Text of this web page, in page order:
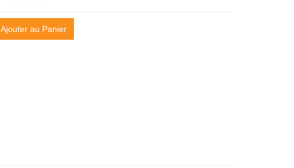
Ajouter au Panier